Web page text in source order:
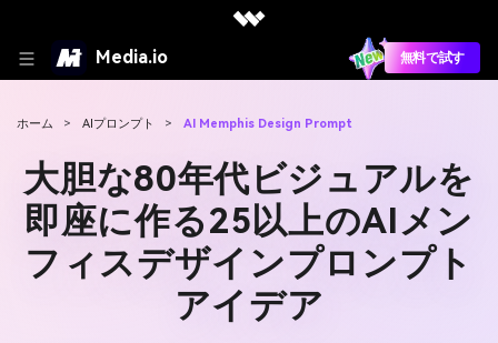
Media.io 無料で試す
ホーム > AIプロンプト > AI Memphis Design Prompt
大胆な80年代ビジュアルを
即座に作る25以上のAIメン
フィスデザインプロンプト
アイデア